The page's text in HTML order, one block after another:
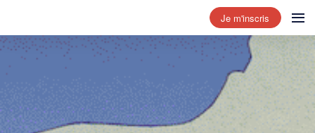
Je m'inscris